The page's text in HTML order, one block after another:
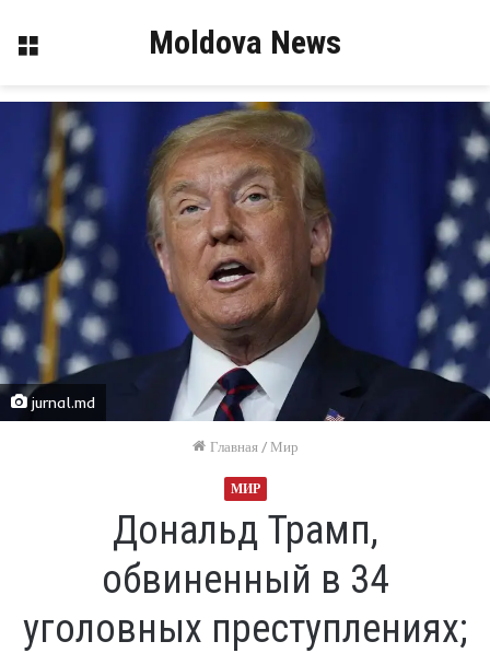
Меню Moldova News
jurnal.md
Главная / Мир
МИР
Дональд Трамп,
обвиненный в 34
уголовных преступлениях;